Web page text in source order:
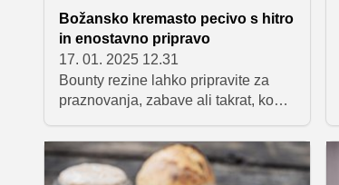
Božansko kremasto pecivo s hitro
in enostavno pripravo
17. 01. 2025 12.31
Bounty rezine lahko pripravite za
praznovanja, zabave ali takrat, ko
kombinacije kokosa in čokolade
zelo sočno in slastno.